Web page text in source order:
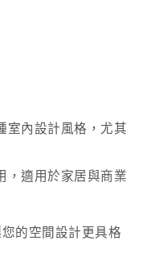
室內設計風格，尤其
，適用於家居與商業
的空間設計更具格